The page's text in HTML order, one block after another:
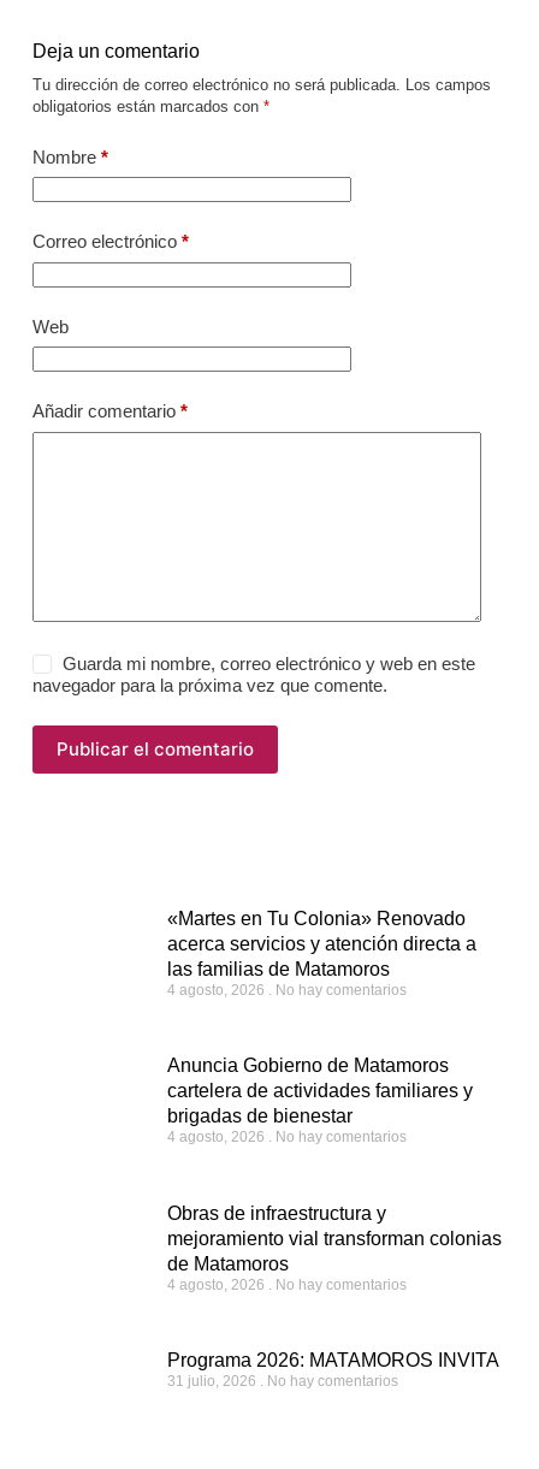
Deja un comentario
Tu dirección de correo electrónico no será publicada. Los campos
obligatorios están marcados con *
Nombre*
Correo electrónico*
Web
Añadir comentario*
Guarda mi nombre, correo electrónico y web en este
navegador para la próxima vez que comente.
Publicar el comentario
«Martes en Tu Colonia» Renovado
acerca servicios y atención directa a
las familias de Matamoros
4 agosto, 2026 No hay comentarios
Anuncia Gobierno de Matamoros
cartelera de actividades familiares y
brigadas de bienestar
4 agosto, 2026 No hay comentarios
Obras de infraestructura y
mejoramiento vial transforman colonias
de Matamoros
4 agosto, 2026 No hay comentarios
Programa 2026: MATAMOROS INVITA
31 julio, 2026 No hay comentarios